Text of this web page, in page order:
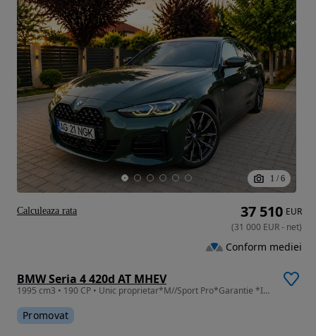
1 / 6
BMW Seria 4 420d AT MHEV
1995 cm3 • 190 CP • Unic proprietar*M//Sport Pro*Garantie *Istoric BMW*
Promovat
37 510 EUR
(31 000 EUR- net)
Conform mediei
Calculeaza rata